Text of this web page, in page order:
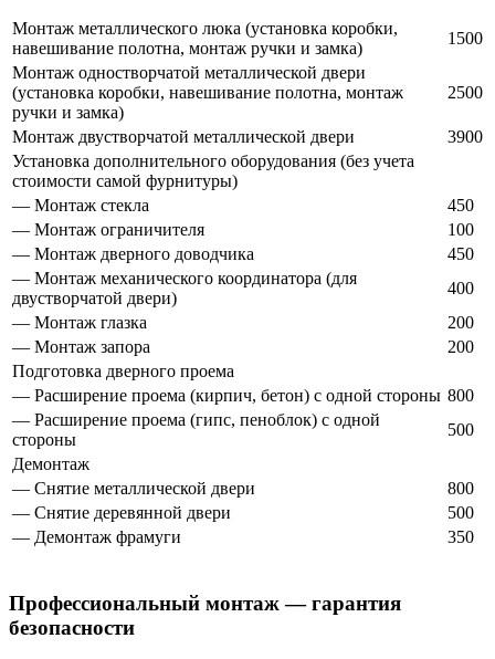
Монтаж металлического люка (установка коробки,
навешивание полотна, монтаж ручки и замка)
1500
Монтаж одностворчатой металлической двери
(установка коробки, навешивание полотна, монтаж
ручки и замка)
2500
Монтаж двустворчатой металлической двери
3900
Установка дополнительного оборудования (без учета
стоимости самой фурнитуры)
— Монтаж стекла
450
— Монтаж ограничителя
100
— Монтаж дверного доводчика
450
— Монтаж механического координатора (для
двустворчатой двери)
400
— Монтаж глазка
200
— Монтаж запора
200
Подготовка дверного проема
— Расширение проема (кирпич, бетон) с одной стороны 800
— Расширение проема (гипс, пеноблок) с одной
стороны
500
Демонтаж
— Снятие металлической двери
800
— Снятие деревянной двери
500
— Демонтаж фрамуги
350
Профессиональный монтаж — гарантия
безопасности